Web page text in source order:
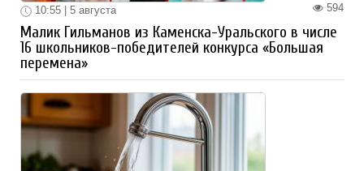
594
10:55 | 5 августа
Малик Гильманов из Каменска-Уральского в числе
16 школьников-победителей конкурса «Большая
перемена»